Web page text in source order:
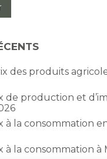
des produits
de production et
à la consommation
à la consommation à